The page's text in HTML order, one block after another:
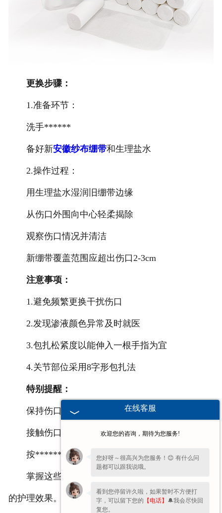
更换步骤：
1.准备环节：
洗手******
备好新安徽纱布绷带和生理盐水
2.操作过程：
用生理盐水湿润旧绷带边缘
从伤口外围向中心轻柔揭除
观察伤口情况并清洁
新绷带覆盖范围应超出伤口2-3cm
注意事项：
1.避免频繁更换干扰伤口
2.发现渗液颜色异常及时就医
3.包扎松紧度以能伸入一根手指为宜
4.关节部位采用8字形包扎法
特别提醒：
保持伤口干燥清洁
接触伤口前确保手部卫生
按******垃圾规范处理使用后的绷带
掌握这些基本要点，可以帮助术后伤口获得更好
的护理效果。具体操作请以主治******的指导为准。
在线客服
欢迎您的咨询，期待为您服务!
您好呀～很高兴为您服务！😊 有什么问
题都可以跟我说哦。
看到您停留许久啦，如果暂时不方便打
字，可以留下您的 【电话】 🔔我会尽快回
复您。